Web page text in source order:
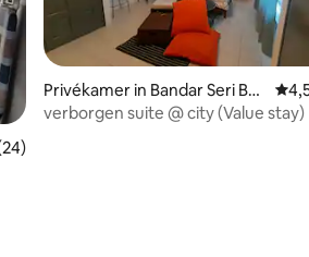
beoordeling van 4,83 op 5, 24
Privékamer in Bandar Seri Be
gawan
verborgen suite @ city (Value stay)